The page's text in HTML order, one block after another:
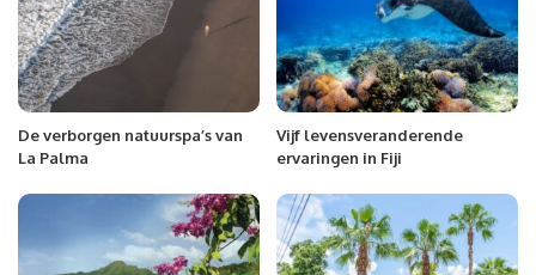
De verborgen natuurspa’s van
La Palma
Vijf levensveranderende
ervaringen in Fiji